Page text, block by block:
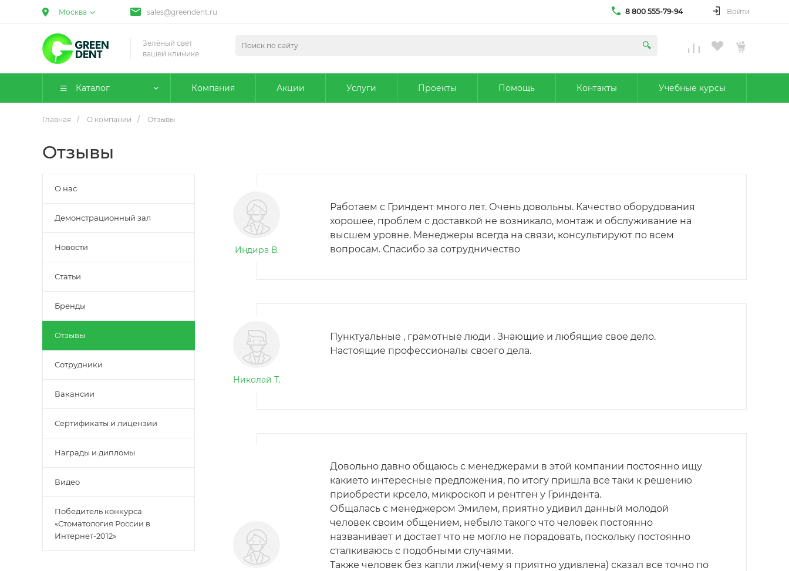
Москва sales@greendent.ru 8 800 555-79-94 Войти
Зелёный свет
вашей клинике
Каталог Компания Акции Услуги Проекты Помощь Контакты Учебные курсы
Главная / О компании / Отзывы
Отзывы
О нас
Демонстрационный зал
Новости
Статьи
Бренды
Отзывы
Сотрудники
Вакансии
Сертификаты и лицензии
Награды и дипломы
Видео
Победитель конкурса
«Стоматология России в
Интернет-2012»
Индира В.
Работаем с Гриндент много лет. Очень довольны. Качество оборудования
хорошее, проблем с доставкой не возникало, монтаж и обслуживание на
высшем уровне. Менеджеры всегда на связи, консультируют по всем
вопросам. Спасибо за сотрудничество
Николай Т.
Пунктуальные , грамотные люди . Знающие и любящие свое дело.
Настоящие профессионалы своего дела.
Довольно давно общаюсь с менеджерами в этой компании постоянно ищу
какието интересные предложения, по итогу пришла все таки к решению
приобрести крсело, микроскоп и рентген у Гриндента.
Общалась с менеджером Эмилем, приятно удивил данный молодой
человек своим общением, небыло такого что человек постоянно
названивает и достает что не могло не порадовать, поскольку постоянно
сталкиваюсь с подобными случаями.
Также человек без капли лжи(чему я приятно удивлена) сказал все точно по